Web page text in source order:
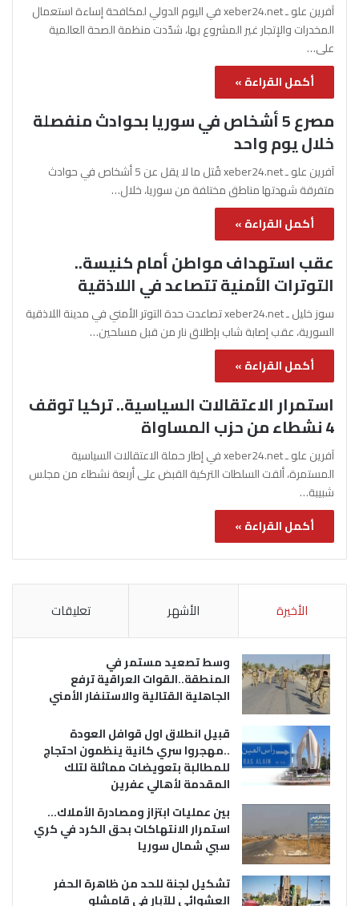
آفرين علو ـ xeber24.net في اليوم الدولي لمكافحة إساءة استعمال
المخدرات والإتجار غير المشروع بها، شدّدت منظمة الصحة العالمية
على…
أكمل القراءة »
مصرع 5 أشخاص في سوريا بحوادث منفصلة
خلال يوم واحد
آفرين علو ـ xeber24.net قُتل ما لا يقل عن 5 أشخاص في حوادث
متفرقة شهدتها مناطق مختلفة من سوريا، خلال…
أكمل القراءة »
عقب استهداف مواطن أمام كنيسة..
التوترات الأمنية تتصاعد في اللاذقية
سوز خليل ـ xeber24.net تصاعدت حدة التوتر الأمني في مدينة اللاذقية
السورية، عقب إصابة شاب بإطلاق نار من قبل مسلحين…
أكمل القراءة »
استمرار الاعتقالات السياسية.. تركيا توقف
4 نشطاء من حزب المساواة
آفرين علو ـ xeber24.net في إطار حملة الاعتقالات السياسية
المستمرة، ألقت السلطات التركية القبض على أربعة نشطاء من مجلس
شبيبة…
أكمل القراءة »
الأخيرة الأشهر تعليقات
وسط تصعيد مستمر في
المنطقة..القوات العراقية ترفع
الجاهلية القتالية والاستنفار الأمني
قبيل انطلاق اول قوافل العودة
..مهجروا سري كانية ينظمون احتجاج
للمطالبة بتعويضات مماثلة لتلك
المقدمة لأهالي عفرين
بين عمليات ابتزاز ومصادرة الأملاك…
استمرار الانتهاكات بحق الكرد في كري
سبي شمال سوريا
تشكيل لجنة للحد من ظاهرة الحفر
العشوائي للآبار في قامشلو